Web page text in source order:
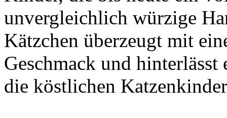
unvergleichlich würzige
Kätzchen überzeugt mit
Geschmack und
die köstlichen